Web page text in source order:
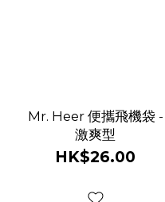
Mr. Heer 便攜飛機袋 -
激爽型
HK$26.00